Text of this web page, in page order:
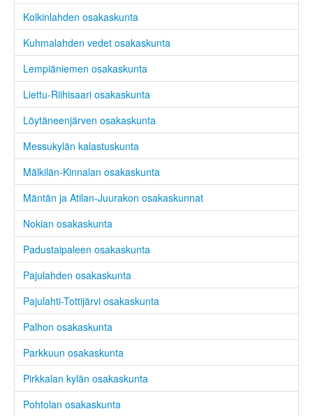
Kolkinlahden osakaskunta
Kuhmalahden vedet osakaskunta
Lempiäniemen osakaskunta
Liettu-Riihisaari osakaskunta
Löytäneenjärven osakaskunta
Messukylän kalastuskunta
Mälkilän-Kinnalan osakaskunta
Mäntän ja Atilan-Juurakon osakaskunnat
Nokian osakaskunta
Padustaipaleen osakaskunta
Pajulahden osakaskunta
Pajulahti-Tottijärvi osakaskunta
Palhon osakaskunta
Parkkuun osakaskunta
Pirkkalan kylän osakaskunta
Pohtolan osakaskunta